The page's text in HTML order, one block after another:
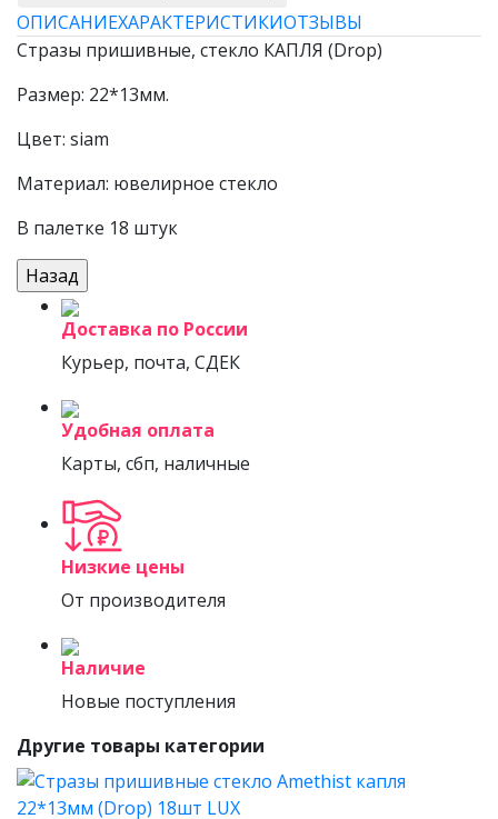
ОПИСАНИЕХАРАКТЕРИСТИКИОТЗЫВЫ
Стразы пришивные, стекло КАПЛЯ (Drop)
Размер: 22*13мм.
Цвет: siam
Материал: ювелирное стекло
В палетке 18 штук
Доставка по России
Курьер, почта, СДЕК
Удобная оплата
Карты, сбп, наличные
Низкие цены
От производителя
Наличие
Новые поступления
Другие товары категории